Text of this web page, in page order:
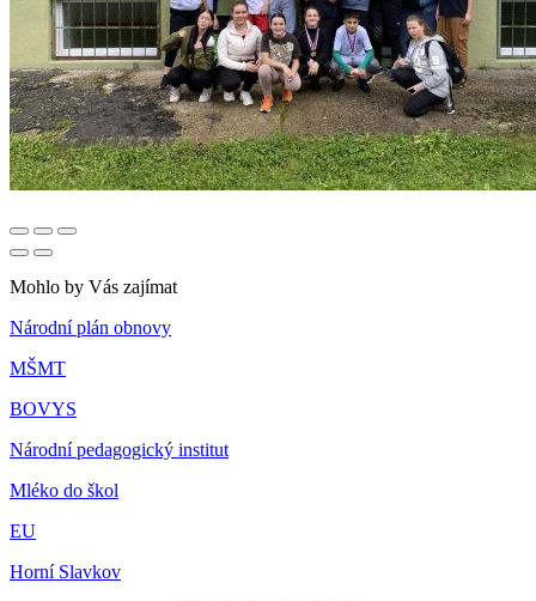
Mohlo by Vás zajímat
Národní plán obnovy
MŠMT
BOVYS
Národní pedagogický institut
Mléko do škol
EU
Horní Slavkov